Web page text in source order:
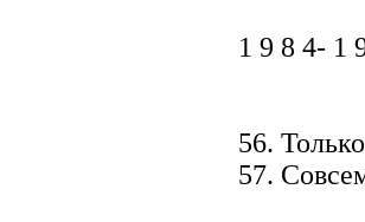
1 9 8 4- 1
56.
57.